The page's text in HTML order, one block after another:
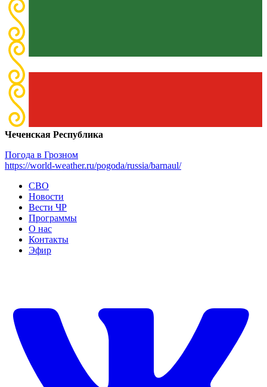
Чеченская Республика
Погода в Грозном
https://world-weather.ru/pogoda/russia/barnaul/
СВО
Новости
Вести ЧР
Программы
О нас
Контакты
Эфир